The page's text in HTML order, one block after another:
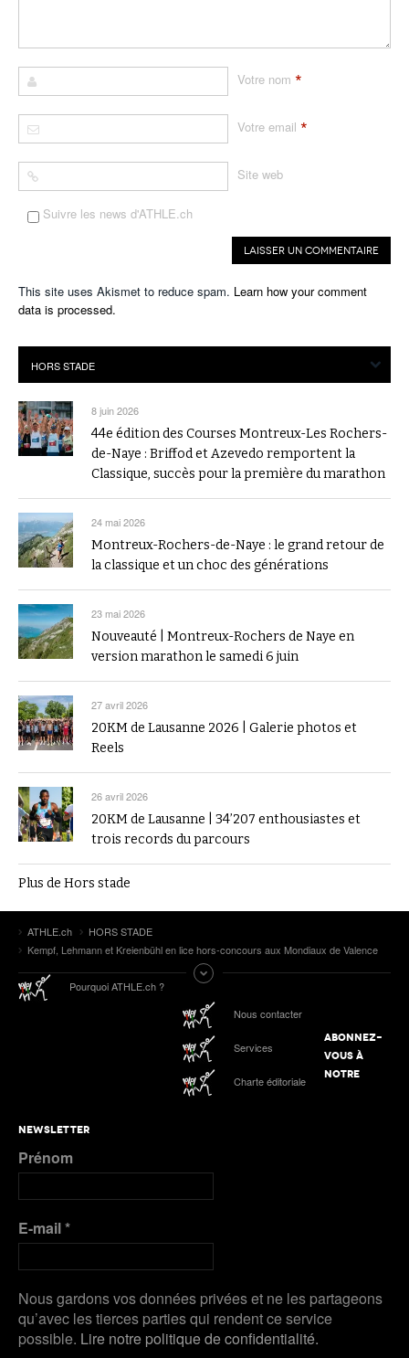
Votre nom *
Votre email *
Site web
Suivre les news d'ATHLE.ch
This site uses Akismet to reduce spam. Learn how your comment
data is processed.
8 juin 2026
44e édition des Courses Montreux-Les Rochers-
de-Naye : Briffod et Azevedo remportent la
Classique, succès pour la première du marathon
24 mai 2026
Montreux-Rochers-de-Naye : le grand retour de
la classique et un choc des générations
23 mai 2026
Nouveauté | Montreux-Rochers de Naye en
version marathon le samedi 6 juin
27 avril 2026
20KM de Lausanne 2026 | Galerie photos et
Reels
26 avril 2026
20KM de Lausanne | 34’207 enthousiastes et
trois records du parcours
Plus de Hors stade
ATHLE.ch
HORS STADE
Kempf, Lehmann et Kreienbühl en lice hors-concours aux Mondiaux de Valence
Pourquoi ATHLE.ch ?
Nous contacter
Services
Charte éditoriale
ABONNEZ-
VOUS À
NOTRE
NEWSLETTER
Prénom
E-mail*
Nous gardons vos données privées et ne les partageons
qu’avec les tierces parties qui rendent ce service
possible. Lire notre politique de confidentialité.